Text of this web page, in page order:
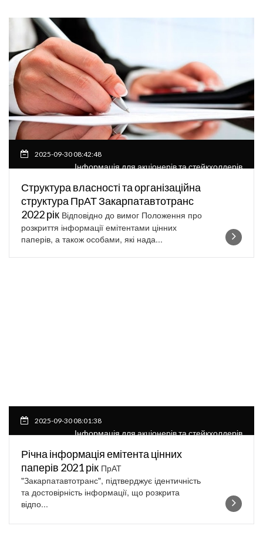
2025-09-30 08:42:48
Інформація для акціонерів та стейкхолдерів
Структура власності та організаційна
структура ПрАТ Закарпатавтотранс
2022 рік Відповідно до вимог Положення про
розкриття інформації емітентами цінних
паперів, а також особами, які нада...
2025-09-30 08:01:38
Інформація для акціонерів та стейкхолдерів
Річна інформація емітента цінних
паперів 2021 рік ПрАТ
"Закарпатавтотранс", підтверджує ідентичність
та достовірність інформації, що розкрита
відпо...